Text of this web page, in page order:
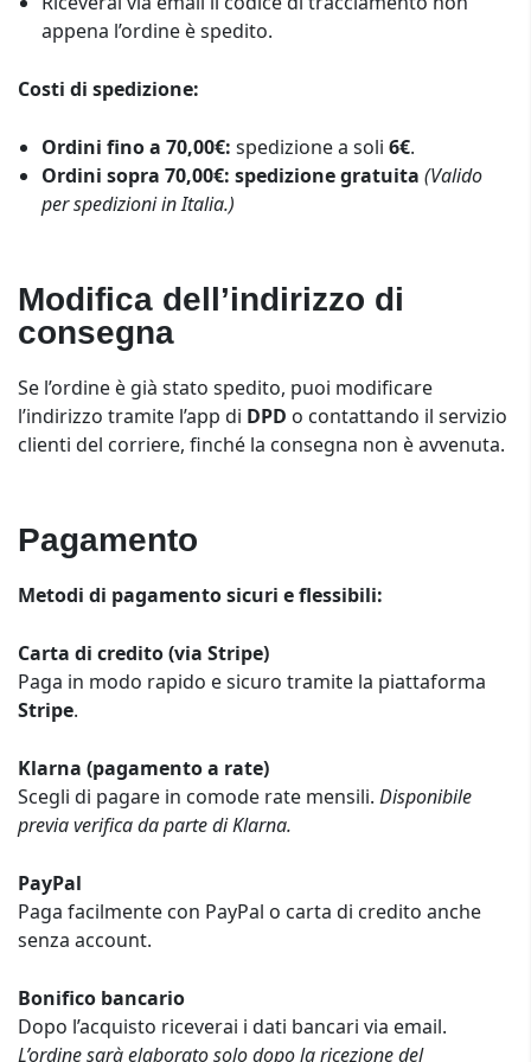
appena l’ordine è spedito.
Costi di spedizione:
Ordini fino a 70,00€: spedizione a soli 6€.
Ordini sopra 70,00€: spedizione gratuita (Valido
per spedizioni in Italia.)
Modifica dell’indirizzo di
consegna
Se l’ordine è già stato spedito, puoi modificare
l’indirizzo tramite l’app di DPD o contattando il servizio
clienti del corriere, finché la consegna non è avvenuta.
Pagamento
Metodi di pagamento sicuri e flessibili:
Carta di credito (via Stripe)
Paga in modo rapido e sicuro tramite la piattaforma
Stripe.
Klarna (pagamento a rate)
Scegli di pagare in comode rate mensili. Disponibile
previa verifica da parte di Klarna.
PayPal
Paga facilmente con PayPal o carta di credito anche
senza account.
Bonifico bancario
Dopo l’acquisto riceverai i dati bancari via email.
L’ordine sarà elaborato solo dopo la ricezione del